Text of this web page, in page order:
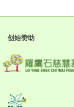
创始赞助